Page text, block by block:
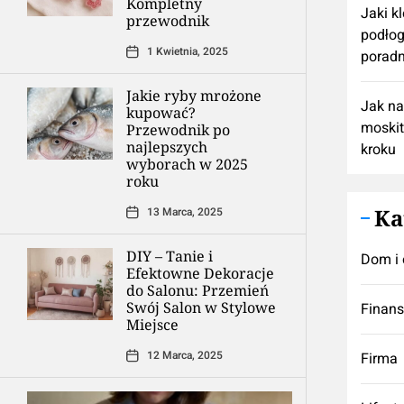
przewodnik
1 Kwietnia, 2025
Jakie ryby mrożone
kupować?
Przewodnik po
najlepszych
wyborach w 2025
roku
13 Marca, 2025
DIY – Tanie i
Efektowne Dekoracje
do Salonu: Przemień
Swój Salon w Stylowe
Miejsce
12 Marca, 2025
Jaki
Jak
kroku
Dom i
Firma